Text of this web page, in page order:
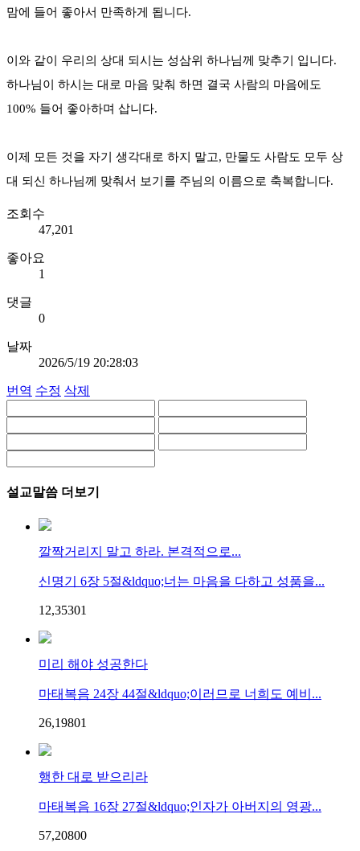
맘에 들어 좋아서 만족하게 됩니다.
이와 같이 우리의 상대 되시는 성삼위 하나님께 맞추기 입니다.
하나님이 하시는 대로 마음 맞춰 하면 결국 사람의 마음에도
100% 들어 좋아하며 삽니다.
이제 모든 것을 자기 생각대로 하지 말고, 만물도 사람도 모두 상
대 되신 하나님께 맞춰서 보기를 주님의 이름으로 축복합니다.
조회수
47,201
좋아요
1
댓글
0
날짜
2026/5/19 20:28:03
번역 수정 삭제
설교말씀 더보기
깔짝거리지 말고 하라. 본격적으로...
신명기 6장 5절&ldquo;너는 마음을 다하고 성품을...
12,35301
미리 해야 성공한다
마태복음 24장 44절&ldquo;이러므로 너희도 예비...
26,19801
행한 대로 받으리라
마태복음 16장 27절&ldquo;인자가 아버지의 영광...
57,20800